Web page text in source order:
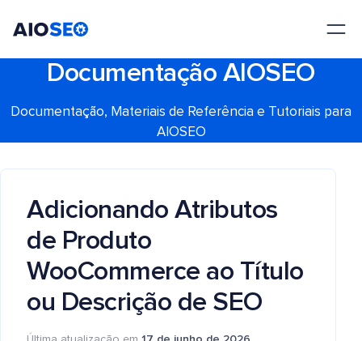
Documentação AIOSEO
Documentação, Materiais de Referência e Tutoriais para
AIOSEO
Adicionando Atributos
de Produto
WooCommerce ao Título
ou Descrição de SEO